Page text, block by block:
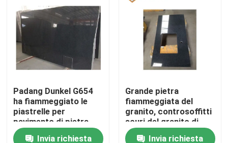
Prodotti
Su di noi
Padang Dunkel G654
ha fiammeggiato le
piastrelle per
pavimento di pietra
delle lastre del granito
Invia richiesta
Grande pietra
fiammeggiata del
granito, controsoffitti
scuri del granito di
G654 Padang
Invia richiesta